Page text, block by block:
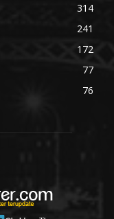
314
241
172
77
76